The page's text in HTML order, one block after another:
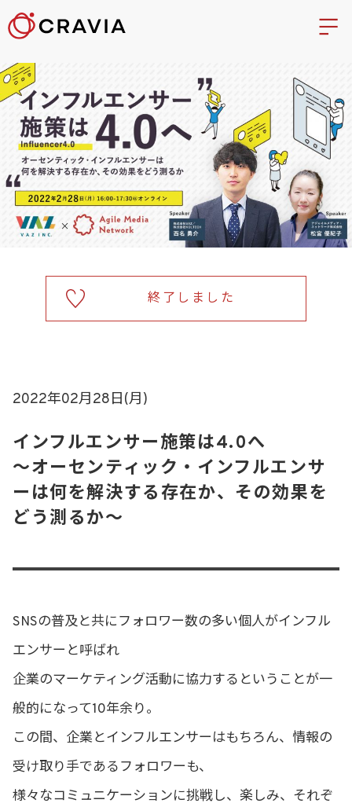
終了しました
2022年02月28日(月)
インフルエンサー施策は4.0へ
～オーセンティック・インフルエンサ
ーは何を解決する存在か、その効果を
どう測るか～
SNSの普及と共にフォロワー数の多い個人がインフル
エンサーと呼ばれ
企業のマーケティング活動に協力するということが一
般的になって10年余り。
この間、企業とインフルエンサーはもちろん、情報の
受け取り手であるフォロワーも、
様々なコミュニケーションに挑戦し、楽しみ、それぞ